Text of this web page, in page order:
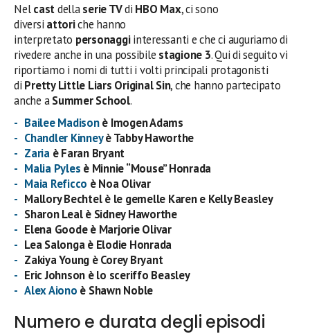
Nelcastdellaserie TVdi HBO Max, ci sono
diversi attoriche hanno
interpretato personaggiinteressanti e che ci auguriamo di
rivedere anche in una possibile stagione 3. Qui di seguito vi
riportiamo i nomi di tutti i volti principali protagonisti
di Pretty Little Liars Original Sin, che hanno partecipato
anche aSummer School.
Bailee Madisonè Imogen Adams
Chandler Kinneyè Tabby Haworthe
Zariaè Faran Bryant
Malia Pyles è Minnie “Mouse” Honrada
Maia Reficco è Noa Olivar
Mallory Bechtel è le gemelle Karen e Kelly Beasley
Sharon Leal è Sidney Haworthe
Elena Goode è Marjorie Olivar
Lea Salonga è Elodie Honrada
Zakiya Young è Corey Bryant
Eric Johnson è lo sceriffo Beasley
Alex Aiono è Shawn Noble
Numero e durata degli episodi